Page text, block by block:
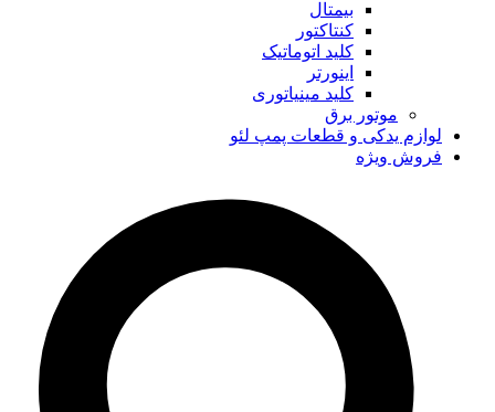
بیمتال
کنتاکتور
کلید اتوماتیک
اینورتر
کلید مینیاتوری
موتور برق
لوازم یدکی و قطعات پمپ لئو
فروش ویژه